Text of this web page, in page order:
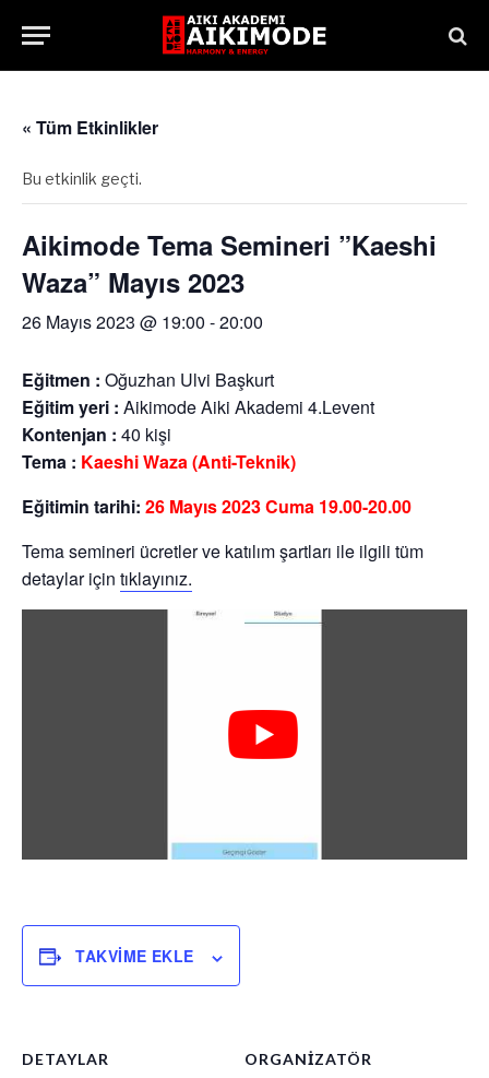
« Tüm Etkinlikler
Bu etkinlik geçti.
Aikimode Tema Semineri ”Kaeshi
Waza” Mayıs 2023
26 Mayıs 2023 @ 19:00 -20:00
Eğitmen : Oğuzhan Ulvi Başkurt
Eğitim yeri : Aikimode Aiki Akademi 4.Levent
Kontenjan : 40 kişi
Tema : Kaeshi Waza (Anti-Teknik)
Eğitimin tarihi: 26 Mayıs 2023 Cuma 19.00-20.00
Tema semineri ücretler ve katılım şartları ile ilgili tüm
detaylar için tıklayınız.
TAKVIME EKLE
DETAYLAR ORGANIZATÖR